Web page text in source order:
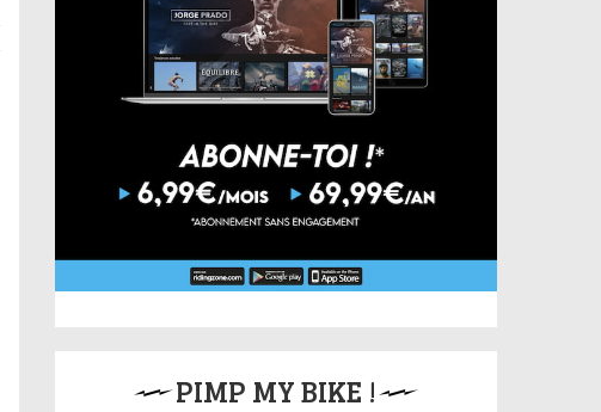
PIMP MY BIKE !